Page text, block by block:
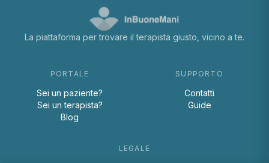
La piattaforma per trovare il terapista giusto, vicino a te.
PORTALE
Sei un paziente?
Sei un terapista?
Blog
SUPPORTO
Contatti
Guide
LEGALE